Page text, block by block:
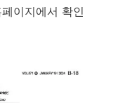
이지에서 확인